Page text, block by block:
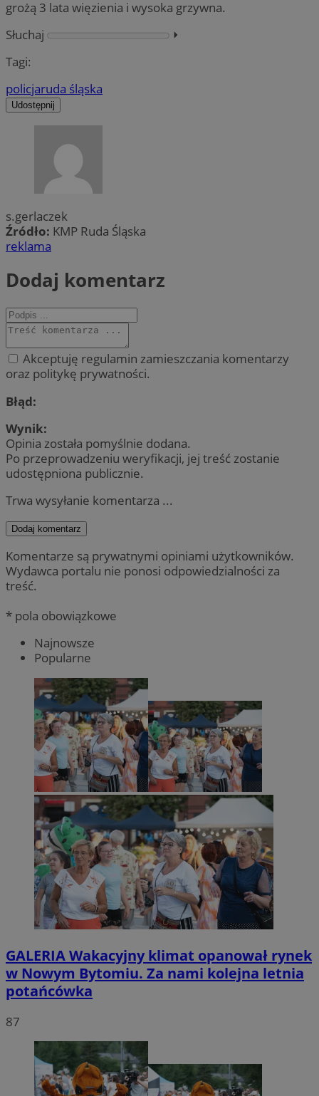
grożą 3 lata więzienia i wysoka grzywna.
Słuchaj
⏵︎
Tagi:
policjaruda śląska
Udostępnij
s.gerlaczek
Źródło: KMP Ruda Śląska
reklama
Dodaj komentarz
Akceptuję regulamin zamieszczania komentarzy
oraz politykę prywatności.
Błąd:
Wynik:
Opinia została pomyślnie dodana.
Po przeprowadzeniu weryfikacji, jej treść zostanie
udostępniona publicznie.
Trwa wysyłanie komentarza ...
Dodaj komentarz
Komentarze są prywatnymi opiniami użytkowników.
Wydawca portalu nie ponosi odpowiedzialności za
treść.
* pola obowiązkowe
Najnowsze
Popularne
GALERIAWakacyjny klimat opanował rynek
w Nowym Bytomiu. Za nami kolejna letnia
potańcówka
87